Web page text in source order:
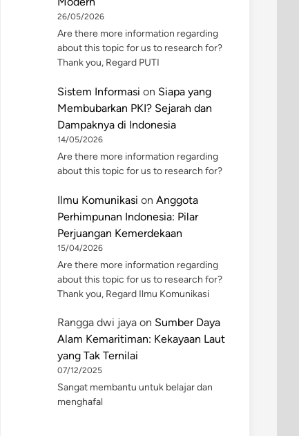
26/05/2026
Are there more information regarding
about this topic for us to research for?
Thank you, Regard PUTI
Sistem Informasi on Siapa yang
Membubarkan PKI? Sejarah dan
Dampaknya di Indonesia
14/05/2026
Are there more information regarding
about this topic for us to research for?
Ilmu Komunikasi on Anggota
Perhimpunan Indonesia: Pilar
Perjuangan Kemerdekaan
15/04/2026
Are there more information regarding
about this topic for us to research for?
Thank you, Regard Ilmu Komunikasi
Rangga dwi jaya on Sumber Daya
Alam Kemaritiman: Kekayaan Laut
yang Tak Ternilai
07/12/2025
Sangat membantu untuk belajar dan
menghafal